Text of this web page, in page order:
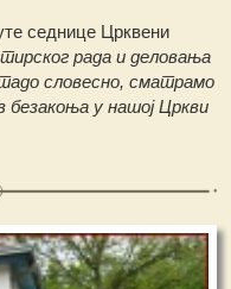
седнице Црквени
рада и деловања
словесно, сматрамо
безакоња у нашој Цркви